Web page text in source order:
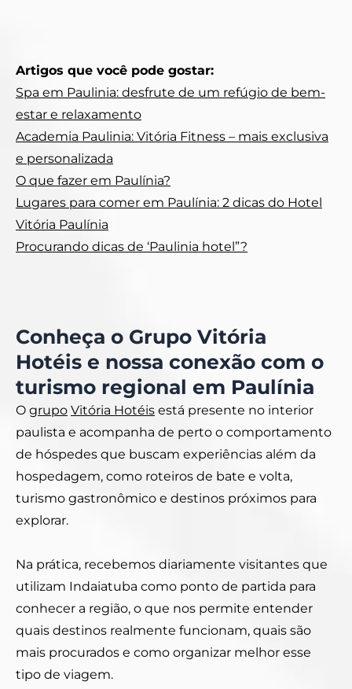
Artigos que você pode gostar:
Spa em Paulinia: desfrute de um refúgio de bem-
estar e relaxamento
Academia Paulinia: Vitória Fitness – mais exclusiva
e personalizada
O que fazer em Paulínia?
Lugares para comer em Paulínia: 2 dicas do Hotel
Vitória Paulínia
Procurando dicas de ‘Paulinia hotel”?
Conheça o Grupo Vitória
Hotéis e nossa conexão com o
turismo regional em Paulínia
O grupo Vitória Hotéis está presente no interior
paulista e acompanha de perto o comportamento
de hóspedes que buscam experiências além da
hospedagem, como roteiros de bate e volta,
turismo gastronômico e destinos próximos para
explorar.
Na prática, recebemos diariamente visitantes que
utilizam Indaiatuba como ponto de partida para
conhecer a região, o que nos permite entender
quais destinos realmente funcionam, quais são
mais procurados e como organizar melhor esse
tipo de viagem.